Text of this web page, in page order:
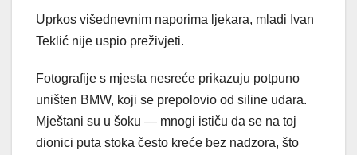
Uprkos višednevnim naporima ljekara, mladi Ivan
Teklić nije uspio preživjeti.
Fotografije s mjesta nesreće prikazuju potpuno
uništen BMW, koji se prepolovio od siline udara.
Mještani su u šoku — mnogi ističu da se na toj
dionici puta stoka često kreće bez nadzora, što